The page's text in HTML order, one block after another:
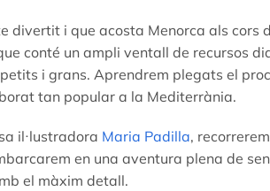
divertit i que acosta Menorca als cors
conté un ampli ventall de recursos
i grans. Aprendrem plegats el
tan popular a la Mediterrània.
il·lustradora Maria Padilla,
en una aventura plena de
el màxim detall.